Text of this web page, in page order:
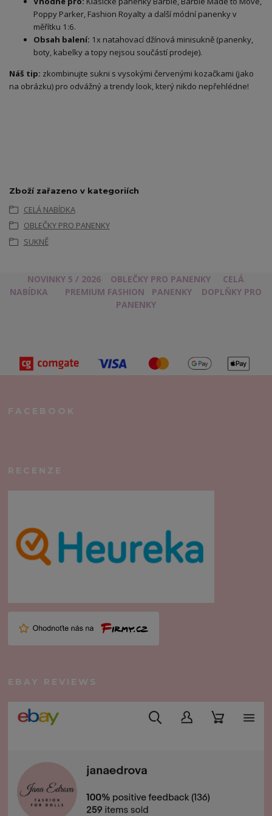
Poppy Parker, Fashion Royalty a další módní panenky v
měřítku 1:6.
Obsah balení: 1x natahovací džínová minisukně (panenky,
boty, kabelky a topy nejsou součástí prodeje).
Náš tip: zkombinujte sukni s vysokými červenými kozačkami (jako
na obrázku) pro odvážný a trendy look, který nikdo nepřehlédne!
Zboží zařazeno v kategoriích
CELÁ NABÍDKA
OBLEČKY PRO PANENKY
SUKNĚ
NOVINKY 5 / 2026 OBLEČKY PRO PANENKY
CELÁ
NABÍDKA
PREMIUM FASHION PANENKY
DOPLŇKY PRO
PANENKY
FACEBOOK
RECENZE
EBAY REVIEWS